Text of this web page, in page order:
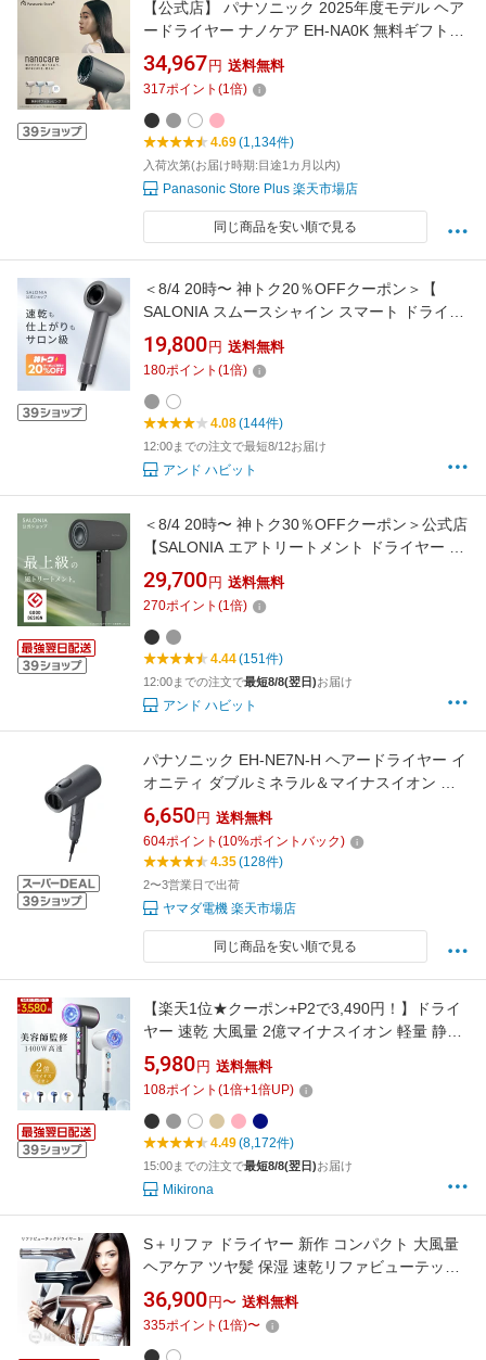
【公式店】 パナソニック 2025年度モデル ヘア
ードライヤー ナノケア EH-NA0K 無料ギフトラ
ッピング 高浸透ナノイー ヘアケア 大風量 速乾
コンパクト 軽量 人気 温度 高級 潤い ツヤ まと
まり ダメージケア UVケア 送料無料
34,967 円 送料無料
317ポイント (1倍)
4.69(1,134件)
入荷次第(お届け時期:目途1カ月以内)
Panasonic Store Plus 楽天市場店
同じ商品を安い順で見る
＜8/4 20時〜 神トク20％OFFクーポン＞【
SALONIA スムースシャイン スマート ドライヤ
ー 】大風圧 大風量 速乾 プロ 3WAY アタッチメ
ント まとまり ツヤ ブロー 寝癖 アホ毛 ボリュ
ームアップ ギフト 女性
19,800 円 送料無料
180ポイント (1倍)
4.08(144件)
12:00までの注文で最短8/12お届け
アンド ハビット
＜8/4 20時〜 神トク30％OFFクーポン＞公式店
【SALONIA エアトリートメント ドライヤー 】
サロニア 最上位モデル◆30日間全額返金保証＆
1年保証◆ 送料無料 1年保証 ヘアドライヤー 大
風量 rec dry25
29,700 円 送料無料
270ポイント (1倍)
4.44(151件)
12:00までの注文で最短8/8(翌日)お届け
アンド ハビット
パナソニック EH-NE7N-H ヘアードライヤー イ
オニティ ダブルミネラル＆マイナスイオン 低
温ケアモード搭載 ダークグレー
6,650 円 送料無料
604ポイント (10%ポイントバック)
4.35(128件)
2〜3営業日で出荷
ヤマダ電機 楽天市場店
同じ商品を安い順で見る
【楽天1位★クーポン+P2で3,490円！】ドライ
ヤー 速乾 大風量 2億マイナスイオン 軽量 静音
1年保証 高速ドライヤー ヘアドライヤー 静電気
除去 コンパクト 人気 髪質改善 美容家電 ヘアケ
ア 美髪 時短 レディース メンズ ヘアサロン 冷
熱風 ホワイトデ ギフト 家庭
5,980 円 送料無料
108ポイント (1倍+1倍UP)
4.49(8,172件)
15:00までの注文で最短8/8(翌日)お届け
Mikirona
S＋リファ ドライヤー 新作 コンパクト 大風量
ヘアケア ツヤ髪 保湿 速乾リファビューテック
【正規品取扱店】ReFa MTG
36,900 円〜 送料無料
335ポイント (1倍)〜